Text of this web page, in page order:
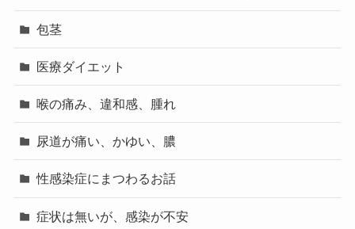
包茎
医療ダイエット
喉の痛み、違和感、腫れ
尿道が痛い、かゆい、膿
性感染症にまつわるお話
症状は無いが、感染が不安